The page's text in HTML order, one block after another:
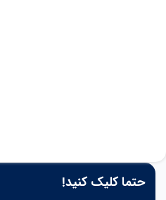
حتما کلیک کنید!